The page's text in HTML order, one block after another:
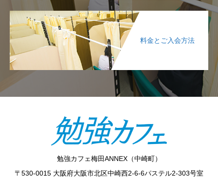
料金とご入会方法
勉強カフェ梅田ANNEX（中崎町）
〒530-0015 大阪府大阪市北区中崎西2-6-6パステル2-303号室